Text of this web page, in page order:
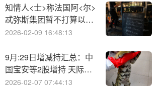
知情人<士>称法国阿<尔>
忒弥斯集团暂不打算以当
前估值出售彪马股份
2026-02-09 16:48:13
9月:29日增减持汇总：中
国宝安等2股增持 天际股
份等17股减持（表）
2026-02-07 07:44:13